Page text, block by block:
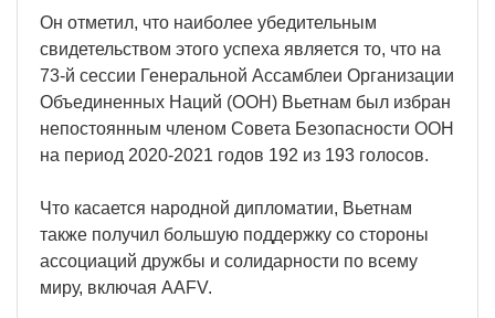
Он отметил, что наиболее убедительным
свидетельством этого успеха является то, что на
73-й сессии Генеральной Ассамблеи Организации
Объединенных Наций (ООН) Вьетнам был избран
непостоянным членом Совета Безопасности ООН
на период 2020-2021 годов 192 из 193 голосов.
Что касается народной дипломатии, Вьетнам
также получил большую поддержку со стороны
ассоциаций дружбы и солидарности по всему
миру, включая AAFV.